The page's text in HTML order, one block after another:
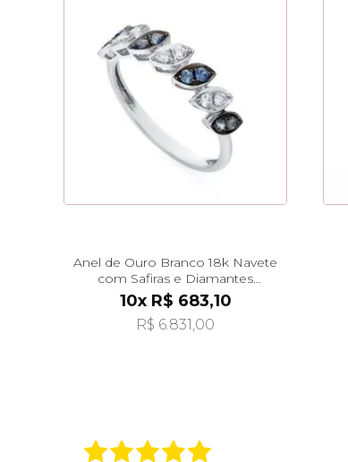
Anel de Ouro Branco 18k Navete
com Safiras e Diamantes
an30847
10x R$ 683,10
R$ 6.831,00